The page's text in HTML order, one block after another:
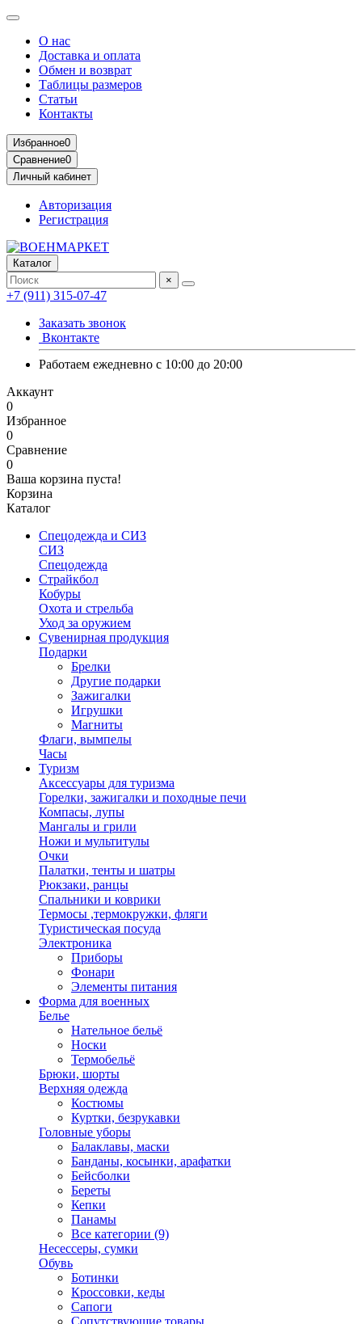
О нас
Доставка и оплата
Обмен и возврат
Таблицы размеров
Статьи
Контакты
Избранное0
Сравнение0
Личный кабинет
Авторизация
Регистрация
Каталог
×
+7 (911) 315-07-47
Заказать звонок
Вконтакте
Работаем ежедневно с 10:00 до 20:00
Аккаунт
0
Избранное
0
Сравнение
0
Ваша корзина пуста!
Корзина
Каталог
Спецодежда и СИЗ
СИЗ
Спецодежда
Страйкбол
Кобуры
Охота и стрельба
Уход за оружием
Сувенирная продукция
Подарки
Брелки
Другие подарки
Зажигалки
Игрушки
Магниты
Флаги, вымпелы
Часы
Туризм
Аксессуары для туризма
Горелки, зажигалки и походные печи
Компасы, лупы
Мангалы и грили
Ножи и мультитулы
Очки
Палатки, тенты и шатры
Рюкзаки, ранцы
Спальники и коврики
Термосы ,термокружки, фляги
Туристическая посуда
Электроника
Приборы
Фонари
Элементы питания
Форма для военных
Белье
Нательное бельё
Носки
Термобельё
Брюки, шорты
Верхняя одежда
Костюмы
Куртки, безрукавки
Головные уборы
Балаклавы, маски
Банданы, косынки, арафатки
Бейсболки
Береты
Кепки
Панамы
Все категории (9)
Несессеры, сумки
Обувь
Ботинки
Кроссовки, кеды
Сапоги
Сопутствующие товары